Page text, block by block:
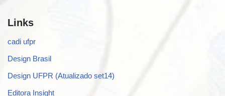
Links
cadi ufpr
Design Brasil
Design UFPR (Atualizado set14)
Editora Insight